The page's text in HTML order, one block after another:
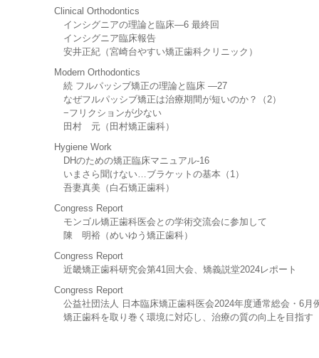
Clinical Orthodontics
インシグニアの理論と臨床—6 最終回
インシグニア臨床報告
安井正紀（宮崎台やすい矯正歯科クリニック）
Modern Orthodontics
続 フルパッシブ矯正の理論と臨床 —27
なぜフルパッシブ矯正は治療期間が短いのか？（2）
−フリクションが少ない
田村 元（田村矯正歯科）
Hygiene Work
DHのための矯正臨床マニュアル-16
いまさら聞けない…ブラケットの基本（1）
吾妻真美（白石矯正歯科）
Congress Report
モンゴル矯正歯科医会との学術交流会に参加して
陳 明裕（めいゆう矯正歯科）
Congress Report
近畿矯正歯科研究会第41回大会、矯義説堂2024レポート
Congress Report
公益社団法人 日本臨床矯正歯科医会2024年度通常総会・6月
矯正歯科を取り巻く環境に対応し、治療の質の向上を目指す